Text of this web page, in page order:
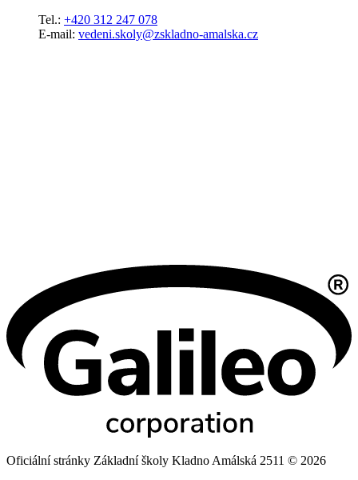
Tel.: +420 312 247 078
E-mail: vedeni.skoly@zskladno-amalska.cz
Oficiální stránky Základní školy Kladno Amálská 2511 © 2026